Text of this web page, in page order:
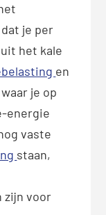
je per
het kale
en
je op
energie
vaste
staan,
zijn voor